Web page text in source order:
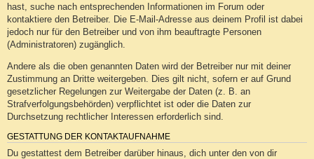
hast, suche nach entsprechenden Informationen im Forum oder
kontaktiere den Betreiber. Die E-Mail-Adresse aus deinem Profil ist dabei
jedoch nur für den Betreiber und von ihm beauftragte Personen
(Administratoren) zugänglich.
Andere als die oben genannten Daten wird der Betreiber nur mit deiner
Zustimmung an Dritte weitergeben. Dies gilt nicht, sofern er auf Grund
gesetzlicher Regelungen zur Weitergabe der Daten (z. B. an
Strafverfolgungsbehörden) verpflichtet ist oder die Daten zur
Durchsetzung rechtlicher Interessen erforderlich sind.
GESTATTUNG DER KONTAKTAUFNAHME
Du gestattest dem Betreiber darüber hinaus, dich unter den von dir